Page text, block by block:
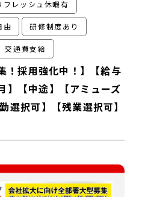
フレッシュ休暇有
由 研修制度あり
交通費支給
！採用強化中！】【給与
】【中途】【アミューズ
選択可】【残業選択可】